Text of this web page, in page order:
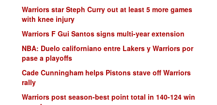
Warriors star Steph Curry out at least 5 more games
with knee injury
Warriors F Gui Santos signs multi-year extension
NBA: Duelo californiano entre Lakers y Warriors por
pase a playoffs
Cade Cunningham helps Pistons stave off Warriors
rally
Warriors post season-best point total in 140-124 win